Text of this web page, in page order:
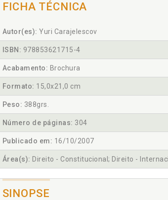
FICHA TÉCNICA
Autor(es): Yuri Carajelescov
ISBN: 978853621715-4
Acabamento: Brochura
Formato: 15,0x21,0 cm
Peso: 388grs.
Número de páginas: 304
Publicado em: 16/10/2007
Área(s): Direito - Constitucional; Direito -
SINOPSE